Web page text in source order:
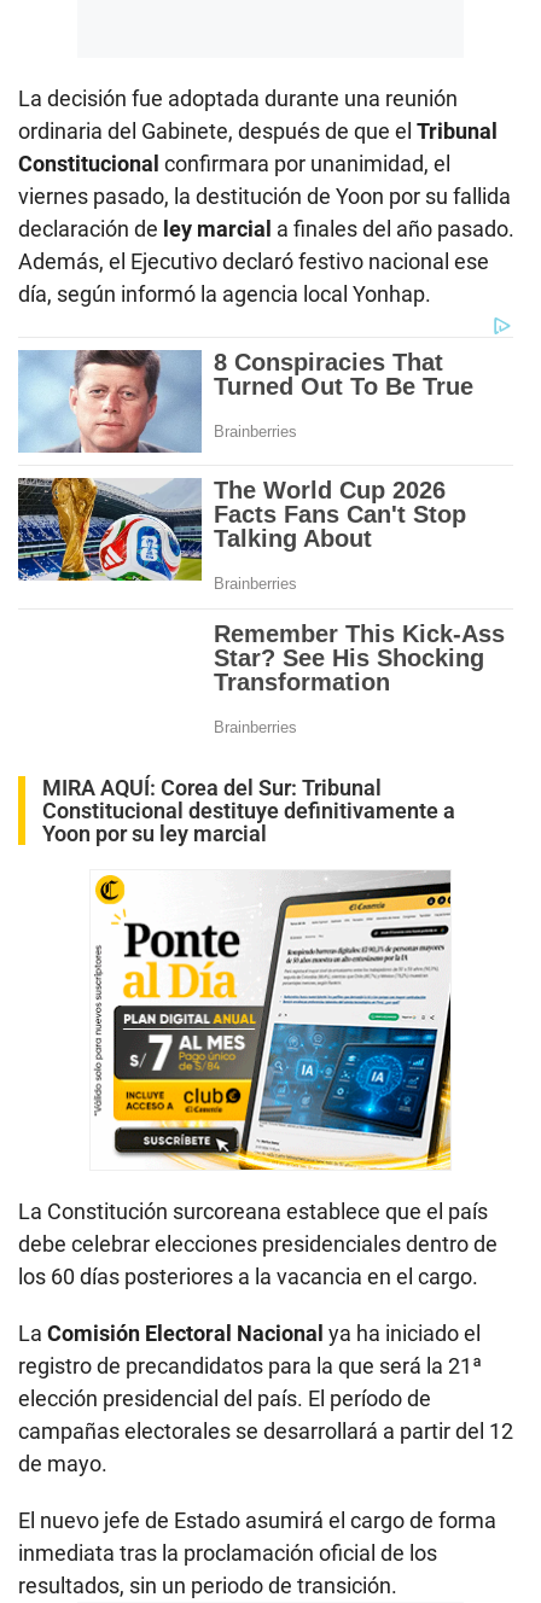
La decisión fue adoptada durante una reunión
ordinaria del Gabinete, después de que el Tribunal
Constitucional confirmara por unanimidad, el
viernes pasado, la destitución de Yoon por su fallida
declaración de ley marcial a finales del año pasado.
Además, el Ejecutivo declaró festivo nacional ese
día, según informó la agencia local Yonhap.
MIRA AQUÍ: Corea del Sur: Tribunal
Constitucional destituye definitivamente a
Yoon por su ley marcial
La Constitución surcoreana establece que el país
debe celebrar elecciones presidenciales dentro de
los 60 días posteriores a la vacancia en el cargo.
La Comisión Electoral Nacional ya ha iniciado el
registro de precandidatos para la que será la 21ª
elección presidencial del país. El período de
campañas electorales se desarrollará a partir del 12
de mayo.
El nuevo jefe de Estado asumirá el cargo de forma
inmediata tras la proclamación oficial de los
resultados, sin un periodo de transición.